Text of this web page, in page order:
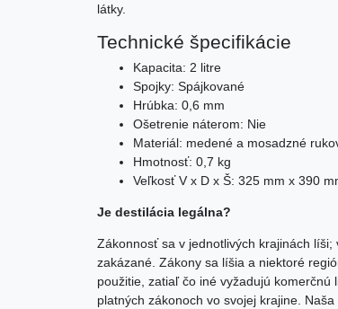
látky.
Technické špecifikácie
Kapacita: 2 litre
Spojky: Spájkované
Hrúbka: 0,6 mm
Ošetrenie náterom: Nie
Materiál: medené a mosadzné
Hmotnosť: 0,7 kg
Veľkosť V x D x Š: 325 mm x 390
Je destilácia legálna?
Zákonnosť sa v jednotlivých krajinách
zakázané. Zákony sa líšia a niektoré
použitie, zatiaľ čo iné vyžadujú
platných zákonoch vo svojej krajine.